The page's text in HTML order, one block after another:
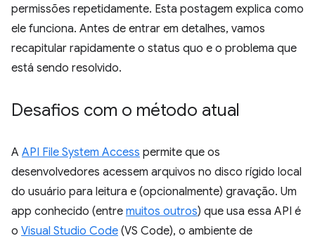
permissões repetidamente. Esta postagem explica como
ele funciona. Antes de entrar em detalhes, vamos
recapitular rapidamente o status quo e o problema que
está sendo resolvido.
Desafios com o método atual
A API File System Access permite que os
desenvolvedores acessem arquivos no disco rígido local
do usuário para leitura e (opcionalmente) gravação. Um
app conhecido (entre muitos outros) que usa essa API é
o Visual Studio Code (VS Code), o ambiente de